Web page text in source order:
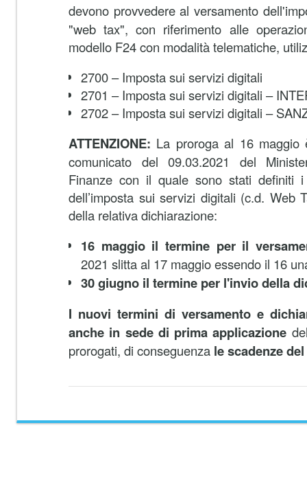
devono provvedere al versamento
"web tax", con riferimento alle
modello F24 con modalità telematiche,
2700 – Imposta sui servizi digitali
2701 – Imposta sui servizi digitali –
2702 – Imposta sui servizi digitali –
ATTENZIONE: La proroga al 16 maggio
comunicato del 09.03.2021 del
Finanze con il quale sono stati definiti
dell’imposta sui servizi digitali (c.d. Web
della relativa dichiarazione:
16 maggio il termine per il
2021 slitta al 17 maggio essendo il 16
30 giugno il termine per l'invio della
I nuovi termini di versamento e
anche in sede di prima applicazione
prorogati, di conseguenza lescadenze del